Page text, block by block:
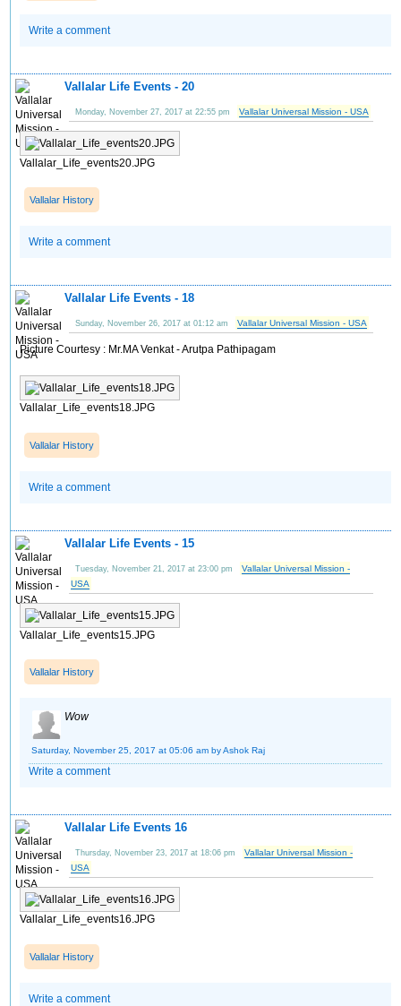
Write a comment
Vallalar Life Events - 20
Monday, November 27, 2017 at 22:55 pm Vallalar Universal Mission - USA
Vallalar_Life_events20.JPG
Vallalar History
Write a comment
Vallalar Life Events - 18
Sunday, November 26, 2017 at 01:12 am Vallalar Universal Mission - USA
Picture Courtesy : Mr.MA Venkat - Arutpa Pathipagam
Vallalar_Life_events18.JPG
Vallalar History
Write a comment
Vallalar Life Events - 15
Tuesday, November 21, 2017 at 23:00 pm
Vallalar Universal Mission -
USA
Vallalar_Life_events15.JPG
Vallalar History
Wow
Saturday, November 25, 2017 at 05:06 am by Ashok Raj
Write a comment
Vallalar Life Events 16
Thursday, November 23, 2017 at 18:06 pm
Vallalar Universal Mission -
USA
Vallalar_Life_events16.JPG
Vallalar History
Write a comment